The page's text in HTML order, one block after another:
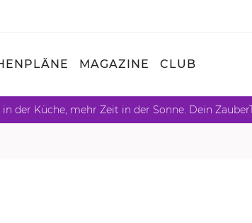
MAGAZINE CLUB
der Küche, mehr Zeit in der Sonne. Dein